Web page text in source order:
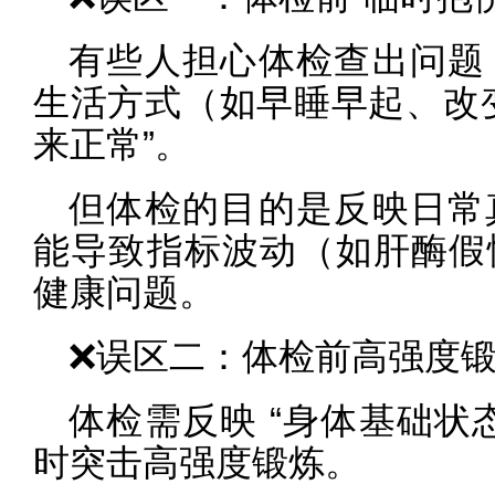
有些人担心体检查出问
生活方式（如早睡早起、改
来正常”。
但体检的目的是反映日
能导致指标波动（如肝酶
健康问题。
❌误区二：体检前高强度
体检需反映 “身体基础状
时突击高强度锻炼。